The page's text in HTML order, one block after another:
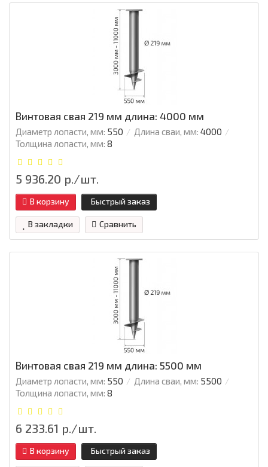
Винтовая свая 219 мм длина: 4000 мм
Диаметр лопасти, мм: 550 Длина сваи, мм: 4000
Толщина лопасти, мм: 8
5 936.20 р./шт.
В корзину Быстрый заказ
В закладки Сравнить
Винтовая свая 219 мм длина: 5500 мм
Диаметр лопасти, мм: 550 Длина сваи, мм: 5500
Толщина лопасти, мм: 8
6 233.61 р./шт.
В корзину Быстрый заказ